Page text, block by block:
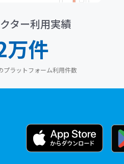
症状を選ぶ
ター利用実績
万件
ラットフォーム利用件数